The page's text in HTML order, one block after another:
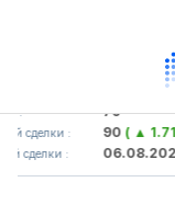
: 79
сделки : 90( ▲ 1.71 )
сделки : 06.08.2026